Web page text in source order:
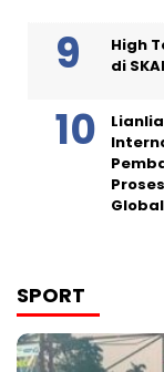
High
di SKAI
Global
SPORT